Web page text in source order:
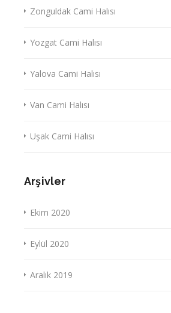
Zonguldak Cami Halısı
Yozgat Cami Halısı
Yalova Cami Halısı
Van Cami Halısı
Uşak Cami Halısı
Arşivler
Ekim 2020
Eylül 2020
Aralık 2019